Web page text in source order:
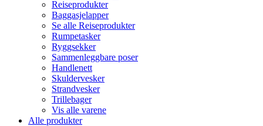
Reiseprodukter
Baggasjelapper
Se alle Reiseprodukter
Rumpetasker
Ryggsekker
Sammenleggbare poser
Handlenett
Skuldervesker
Strandvesker
Trillebager
Vis alle varene
Alle produkter